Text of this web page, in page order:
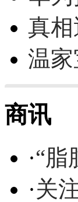
真
温
商讯
·“脂
·关